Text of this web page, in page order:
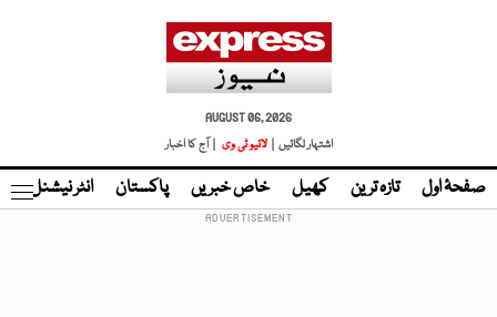
AUGUST 06, 2026
اشتہار لگائیں |
لائیو ٹی وی | آج کا اخبار
صفحۂ اول تازہ ترین کھیل خاص خبریں پاکستان انٹر نیشنل